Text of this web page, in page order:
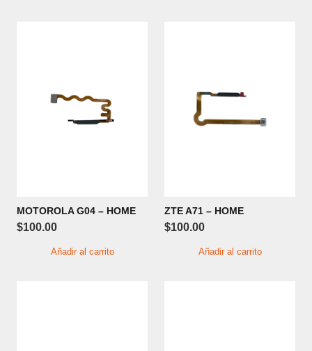
MOTOROLA G04 – HOME
$100.00
Añadir al carrito
ZTE A71 – HOME
$100.00
Añadir al carrito